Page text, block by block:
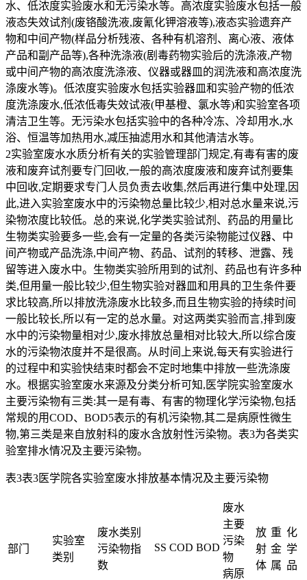
水、低浓度实验废水和无污染水等。高浓度实验废水包括一般
液态失效试剂(废铬酸洗液,废氰化钾溶液等),液态实验遗弃产
物和中间产物(样品分析残液、各种有机溶剂、离心液、液体
产品和副产品等),各种洗涤液(剧毒药物实验后的洗涤液,产物
或中间产物的高浓度洗涤液、仪器或器皿的润洗液和高浓度洗
涤废水等)。低浓度实验废水包括实验器皿和实验产物的低浓
度洗涤废水,低浓低毒失效试液(甲基橙、氯水等)和实验室各项
清洁卫生等。无污染水包括实验中的各种冷冻、冷却用水,水
浴、恒温等加热用水,减压抽滤用水和其他清洁水等。
2实验室废水水质分析有关的实验管理部门规定,有毒有害的废
液和废弃试剂要专门回收,一般的高浓度废液和废弃试剂要集
中回收,定期要求专门人员负责去收集,然后再进行集中处理,因
此,进入实验室废水中的污染物总量比较少,相对总水量来说,污
染物浓度比较低。总的来说,化学类实验试剂、药品的用量比
生物类实验要多一些,会有一定量的各类污染物能过仪器、中
间产物或产品洗涤,中间产物、药品、试剂的转移、泄露、残
留等进入废水中。生物类实验所用到的试剂、药品也有许多种
类,但用量一般比较少,但生物实验对器皿和用具的卫生条件要
求比较高,所以排放洗涤废水比较多,而且生物实验的持续时间
一般比较长,所以有一定的总水量。对这两类实验而言,排到废
水中的污染物量相对少,废水排放总量相对比较大,所以综合废
水的污染物浓度并不是很高。从时间上来说,每天有实验进行
的过程中和实验快结束时都会不定时地集中排放一些洗涤废
水。根据实验室废水来源及分类分析可知,医学院实验室废水
主要污染物有三类:其一是有毒、有害的物理化学污染物,包括
常规的用COD、BOD5表示的有机污染物,其二是病原性微生
物,第三类是来自放射科的废水含放射性污染物。表3为各类实
验室排水情况及主要污染物。
表3表3医学院各实验室废水排放基本情况及主要污染物
部门
实验室
类别
废水类别
污染物指
数
SS COD BOD
废水
主要
污染
物
病原
放
射
体
重
金
属
化
学
品